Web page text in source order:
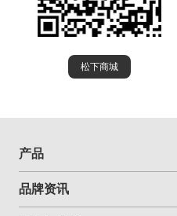
松下商城
产品
品牌资讯